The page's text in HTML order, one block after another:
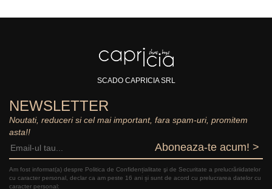
SCADO CAPRICIA SRL
NEWSLETTER
Noutati, reduceri si cel mai important, fara spam-uri, promitem
asta!!
Aboneaza-te acum! >
Am fost informat(a) despre Politica de Confidențialitate şi de Securitate a prelucrăriidatelor
cu caracter personal, declar ca am peste 16 ani și sunt de acord cu prelucrarea datelor cu
caracter personal: